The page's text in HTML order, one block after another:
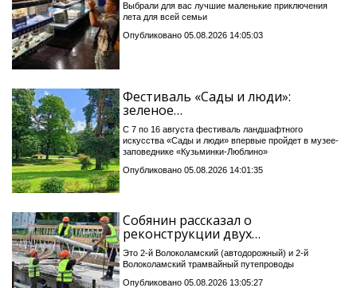
Выбрали для вас лучшие маленькие приключения
лета для всей семьи
Опубликовано 05.08.2026 14:05:03
Фестиваль «Сады и люди»:
зеленое…
С 7 по 16 августа фестиваль ландшафтного
искусства «Сады и люди» впервые пройдет в музее-
заповеднике «Кузьминки-Люблино»
Опубликовано 05.08.2026 14:01:35
Собянин рассказал о
реконструкции двух…
Это 2-й Волоколамский (автодорожный) и 2-й
Волоколамский трамвайный путепроводы
Опубликовано 05.08.2026 13:05:27